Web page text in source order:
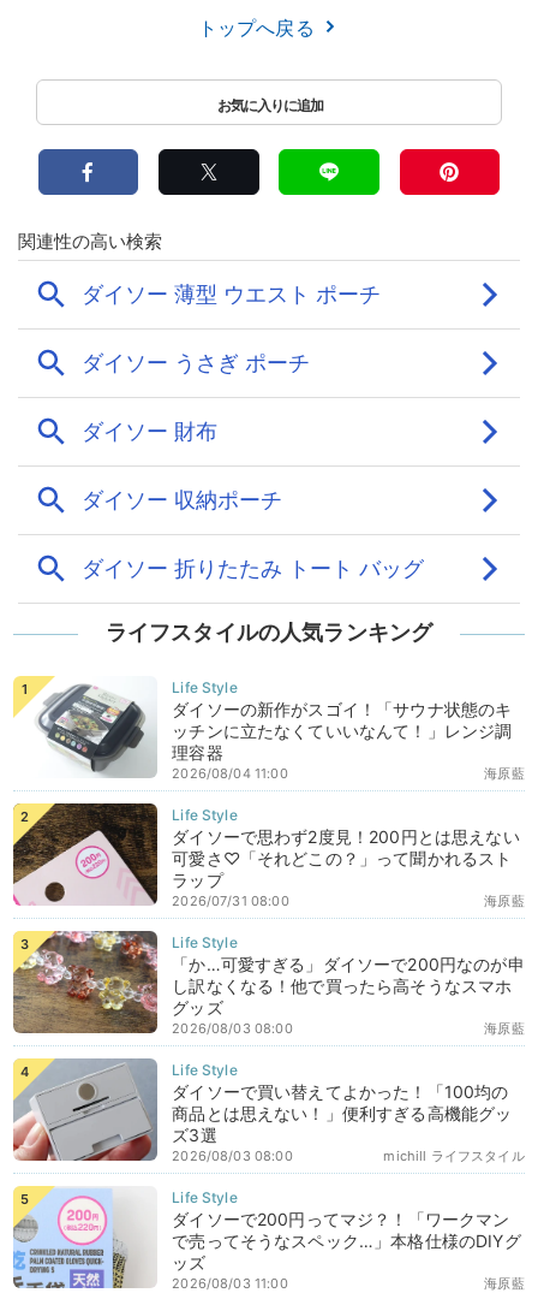
トップへ戻る
ライフスタイルの人気ランキング
ダイソーの新作がスゴイ！「サウナ状態のキ
ッチンに立たなくていいなんて！」レンジ調
理容器
海原藍
2026/08/04 11:00
ダイソーで思わず2度見！200円とは思えない
可愛さ♡「それどこの？」って聞かれるスト
ラップ
海原藍
2026/07/31 08:00
「か…可愛すぎる」ダイソーで200円なのが申
し訳なくなる！他で買ったら高そうなスマホ
グッズ
海原藍
2026/08/03 08:00
ダイソーで買い替えてよかった！「100均の
商品とは思えない！」便利すぎる高機能グッ
ズ3選
michill ライフスタイル
2026/08/03 08:00
ダイソーで200円ってマジ？！「ワークマン
で売ってそうなスペック…」本格仕様のDIYグ
ッズ
海原藍
2026/08/03 11:00